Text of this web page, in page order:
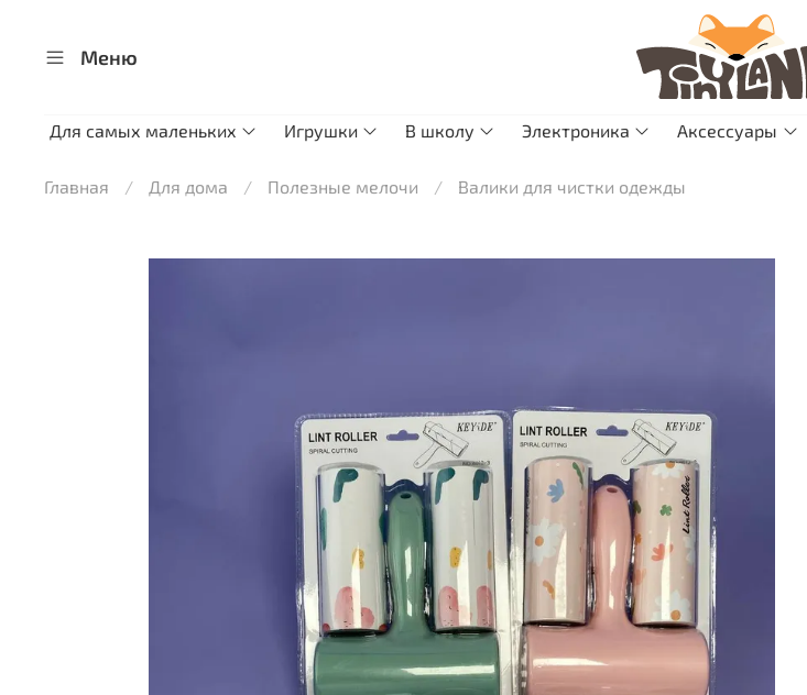
Меню
Для самых маленьких Игрушки В школу Электроника Аксессуары
Главная Для дома Полезные мелочи Валики для чистки одежды